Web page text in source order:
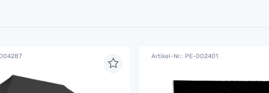
Artikel-Nr.: PE-002401